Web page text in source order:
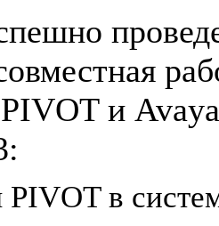
PIVOT и Avaya
PIVOT в